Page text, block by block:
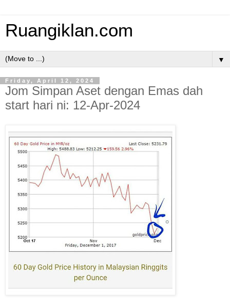
Ruangiklan.com
▼
Friday, April 12, 2024
Jom Simpan Aset dengan Emas dah
start hari ni: 12-Apr-2024